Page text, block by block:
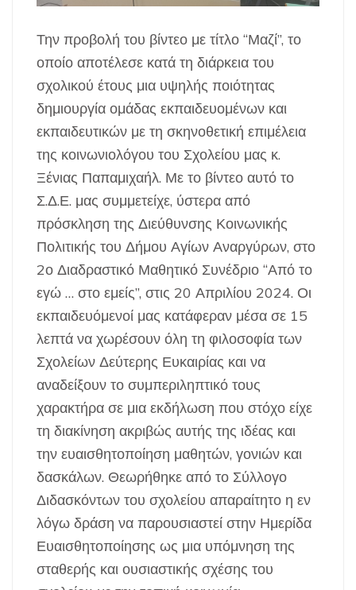
Την προβολή του βίντεο με τίτλο “Μαζί”, το
οποίο αποτέλεσε κατά τη διάρκεια του
σχολικού έτους μια υψηλής ποιότητας
δημιουργία ομάδας εκπαιδευομένων και
εκπαιδευτικών με τη σκηνοθετική επιμέλεια
της κοινωνιολόγου του Σχολείου μας κ.
Ξένιας Παπαμιχαήλ. Με το βίντεο αυτό το
Σ.Δ.Ε. μας συμμετείχε, ύστερα από
πρόσκληση της Διεύθυνσης Κοινωνικής
Πολιτικής του Δήμου Αγίων Αναργύρων, στο
2ο Διαδραστικό Μαθητικό Συνέδριο “Από το
εγώ … στο εμείς”, στις 20 Απριλίου 2024. Οι
εκπαιδευόμενοί μας κατάφεραν μέσα σε 15
λεπτά να χωρέσουν όλη τη φιλοσοφία των
Σχολείων Δεύτερης Ευκαιρίας και να
αναδείξουν το συμπεριληπτικό τους
χαρακτήρα σε μια εκδήλωση που στόχο είχε
τη διακίνηση ακριβώς αυτής της ιδέας και
την ευαισθητοποίηση μαθητών, γονιών και
δασκάλων. Θεωρήθηκε από το Σύλλογο
Διδασκόντων του σχολείου απαραίτητο η εν
λόγω δράση να παρουσιαστεί στην Ημερίδα
Ευαισθητοποίησης ως μια υπόμνηση της
σταθερής και ουσιαστικής σχέσης του